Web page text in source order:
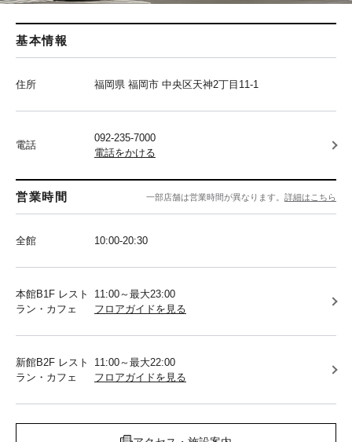
基本情報
住所 福岡県 福岡市 中央区天神2丁目11-1
電話
092-235-7000
電話をかける
営業時間 一部店舗は営業時間が異なります。 詳細はこちら
全館 10:00-20:30
本館B1F レスト
ラン・カフェ
11:00～最大23:00
フロアガイドを見る
新館B2F レスト
ラン・カフェ
11:00～最大22:00
フロアガイドを見る